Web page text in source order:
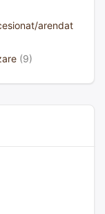
arendat
(9)